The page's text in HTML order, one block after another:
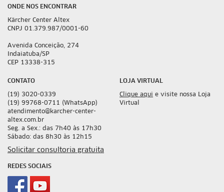
ONDE NOS ENCONTRAR
Kärcher Center Altex
CNPJ 01.379.987/0001-60
Avenida Conceição, 274
Indaiatuba/SP
CEP 13338-315
CONTATO
(19) 3020-0339
(19) 99768-0711 (WhatsApp)
atendimento@karcher-center-
altex.com.br
Seg. a Sex.: das 7h40 às 17h30
Sábado: das 8h30 às 12h15
Solicitar consultoria gratuita
LOJA VIRTUAL
Clique aqui
e visite nossa Loja
Virtual
REDES SOCIAIS